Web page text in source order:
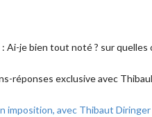
je bien tout noté ? sur quelles
réponses exclusive avec
imposition, avec Thibaut Diringer